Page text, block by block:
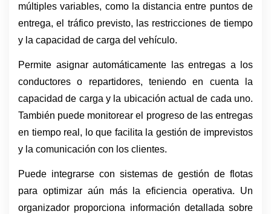
múltiples variables, como la distancia entre puntos de
entrega, el tráfico previsto, las restricciones de tiempo
y la capacidad de carga del vehículo.
Permite asignar automáticamente las entregas a los
conductores o repartidores, teniendo en cuenta la
capacidad de carga y la ubicación actual de cada uno.
También puede monitorear el progreso de las entregas
en tiempo real, lo que facilita la gestión de imprevistos
y la comunicación con los clientes.
Puede integrarse con sistemas de gestión de flotas
para optimizar aún más la eficiencia operativa. Un
organizador proporciona información detallada sobre